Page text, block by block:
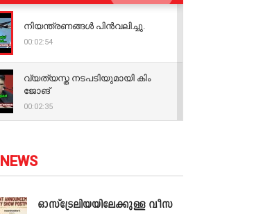
നിയന്ത്രണങ്ങള്‍ പിന്‍വലിച്ചു.
00:02:54
വ്യത്യസ്ത നടപടിയുമായി കിം
ജോങ്
00:02:35
NEWS
ഓസ്‌ട്രേലിയയിലേക്കുള്ള വീസ